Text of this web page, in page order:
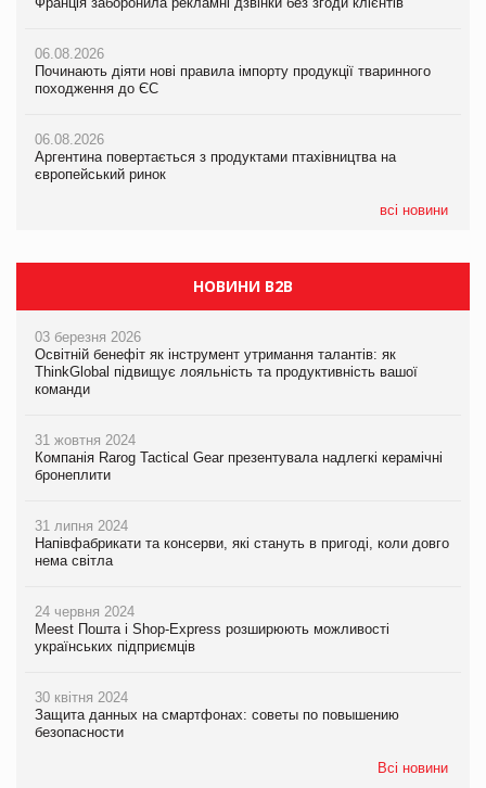
06.08.2026
Починають діяти нові правила імпорту продукції тваринного
походження до ЄС
06.08.2026
Аргентина повертається з продуктами птахівництва на
європейський ринок
всі новини
06.08.2026
Починають діяти нові правила імпорту продукції тваринного
походження до ЄС
06.08.2026
Аргентина повертається з продуктами птахівництва на
європейський ринок
06.08.2026
Починають діяти нові правила імпорту продукції тваринного
походження до ЄС
06.08.2026
Аргентина повертається з продуктами птахівництва на
європейський ринок
НОВИНИ B2B
03 березня 2026
Освітній бенефіт як інструмент утримання талантів: як
ThinkGlobal підвищує лояльність та продуктивність вашої
команди
31 жовтня 2024
Компанія Rarog Tactical Gear презентувала надлегкі керамічні
бронеплити
31 липня 2024
Напівфабрикати та консерви, які стануть в пригоді, коли довго
нема світла
24 червня 2024
Meest Пошта і Shop-Express розширюють можливості
українських підприємців
30 квітня 2024
Защита данных на смартфонах: советы по повышению
безопасности
Всі новини